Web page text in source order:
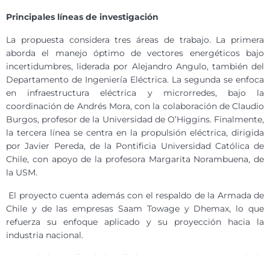
Principales líneas de investigación
La propuesta considera tres áreas de trabajo. La primera
aborda el manejo óptimo de vectores energéticos bajo
incertidumbres, liderada por Alejandro Angulo, también del
Departamento de Ingeniería Eléctrica. La segunda se enfoca
en infraestructura eléctrica y microrredes, bajo la
coordinación de Andrés Mora, con la colaboración de Claudio
Burgos, profesor de la Universidad de O’Higgins. Finalmente,
la tercera línea se centra en la propulsión eléctrica, dirigida
por Javier Pereda, de la Pontificia Universidad Católica de
Chile, con apoyo de la profesora Margarita Norambuena, de
la USM.
El proyecto cuenta además con el respaldo de la Armada de
Chile y de las empresas Saam Towage y Dhemax, lo que
refuerza su enfoque aplicado y su proyección hacia la
industria nacional.